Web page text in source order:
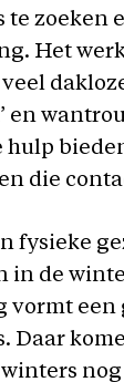
te zoeken
Het
en
hulp
die
fysieke
in de
vormt een
Daar